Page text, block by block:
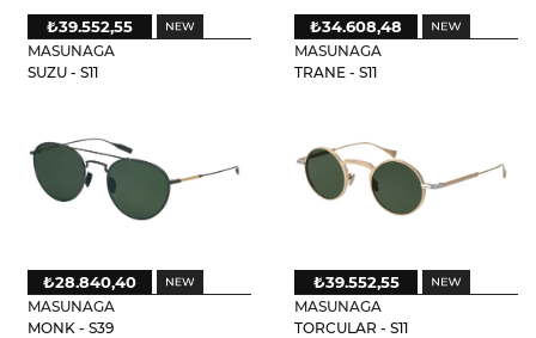
MASUNAGA
SUZU - S11
₺39.552,55
MASUNAGA
TRANE - S11
₺34.608,48
MASUNAGA
MONK - S39
₺28.840,40
MASUNAGA
TORCULAR - S11
₺39.552,55